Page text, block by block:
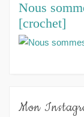
Nous
[crochet]
Mon